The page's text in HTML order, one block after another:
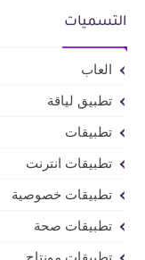
التسميات
العاب
تطبيق لياقة
تطبيقات
تطبيقات انترنت
تطبيقات خصوصية
تطبيقات صحة
تطبيقات مونتاج